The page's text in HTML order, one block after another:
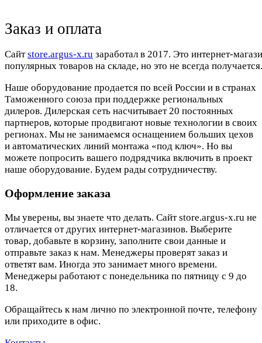
Заказ и оплата
Cайтstore.argus-x.ru заработал в 2017. Это интернет-
популярных товаров на складе, но это не всегда
Наше оборудование продается по всей России и в странах
Таможенного союза при поддержке региональных
дилеров. Дилерская сеть насчитывает 20 постоянных
партнеров, которые продвигают новые технологии в своих
регионах. Мы не занимаемся оснащением больших цехов
и автоматических линий монтажа «под ключ». Но вы
можете попросить вашего подрядчика включить в проект
наше оборудование. Будем рады сотрудничеству.
Оформление заказа
Мы уверены, вы знаете что делать. Сайт store.argus-x.ru не
отличается от других интернет-магазинов. Выберите
товар, добавьте в корзину, заполните свои данные и
отправьте заказ к нам. Менеджеры проверят заказ и
ответят вам. Иногда это занимает много времени.
Менеджеры работают с понедельника по пятницу с 9 до
18.
Обращайтесь к нам лично по электронной почте, телефону
или приходите в офис.